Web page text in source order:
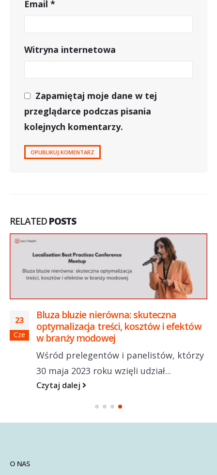
Email *
Witryna internetowa
Zapamiętaj moje dane w tej
przeglądarce podczas pisania
kolejnych komentarzy.
RELATEDPOSTS
23
Cze
Bluza bluzie nierówna: skuteczna
optymalizacja treści, kosztów i efektów
w branży modowej
Wśród prelegentów i panelistów, którzy
30 maja 2023 roku wzięli udział...
Czytaj dalej
O NAS